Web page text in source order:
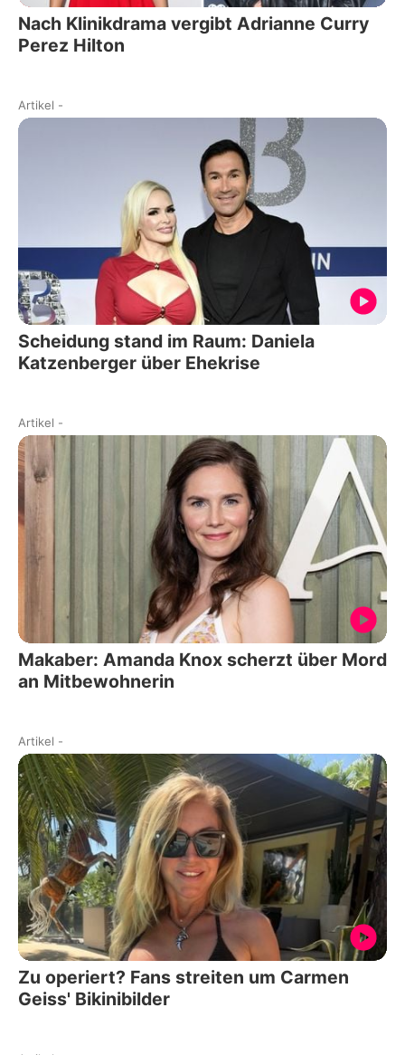
Nach Klinikdrama vergibt Adrianne Curry
Perez Hilton
Artikel -
Scheidung stand im Raum: Daniela
Katzenberger über Ehekrise
Artikel -
Makaber: Amanda Knox scherzt über Mord
an Mitbewohnerin
Artikel -
Zu operiert? Fans streiten um Carmen
Geiss' Bikinibilder